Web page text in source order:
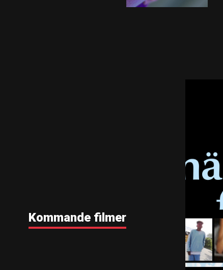
Kommande filmer